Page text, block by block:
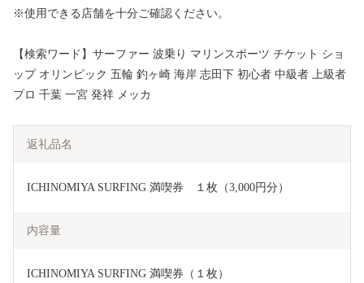
※使用できる店舗を十分ご確認ください。
【検索ワード】サーファー 波乗り マリンスポーツ チケット ショ
ップ オリンピック 五輪 釣ヶ崎 海岸 志田下 初心者 中級者 上級者
プロ 千葉 一宮 発祥 メッカ
返礼品名
ICHINOMIYA SURFING 満喫券　１枚（3,000円分）
内容量
ICHINOMIYA SURFING 満喫券（１枚）